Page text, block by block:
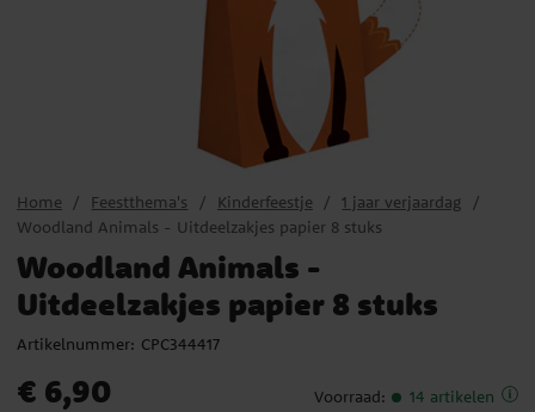
Home Feestthema's Kinderfeestje
1 jaar verjaardag
Woodland Animals - Uitdeelzakjes papier 8 stuks
Woodland Animals -
Uitdeelzakjes papier 8 stuks
Artikelnummer: CPC344417
Prijs: € 6,90
€ 6,90 Voorraad: 14 artikelen